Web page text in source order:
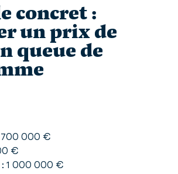
concret :
un prix de
queue de
700 000 €
€
: 1 000 000 €